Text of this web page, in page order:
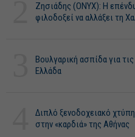
Ζησιάδης (ONYX): Η
φιλοδοξεί να αλλάξει τη
Βουλγαρική ασπίδα για
Ελλάδα
Διπλό ξενοδοχειακό
στην «καρδιά» της Αθήνας